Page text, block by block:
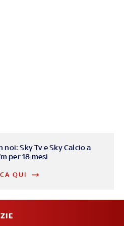
noi: Sky Tv e Sky Calcio a
per 18 mesi
QUI